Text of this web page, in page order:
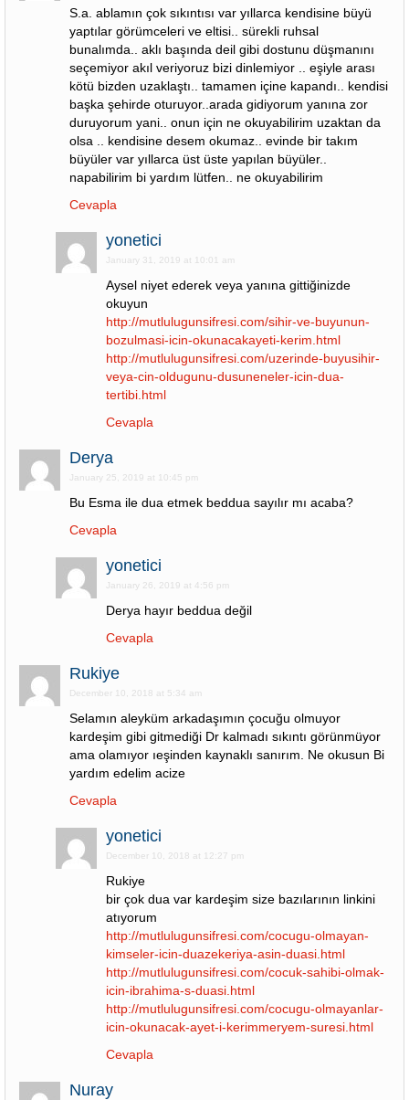
S.a. ablamın çok sıkıntısı var yıllarca kendisine büyü
yaptılar görümceleri ve eltisi.. sürekli ruhsal
bunalımda.. aklı başında deil gibi dostunu düşmanını
seçemiyor akıl veriyoruz bizi dinlemiyor .. eşiyle arası
kötü bizden uzaklaştı.. tamamen içine kapandı.. kendisi
başka şehirde oturuyor..arada gidiyorum yanına zor
duruyorum yani.. onun için ne okuyabilirim uzaktan da
olsa .. kendisine desem okumaz.. evinde bir takım
büyüler var yıllarca üst üste yapılan büyüler..
napabilirim bi yardım lütfen.. ne okuyabilirim
Cevapla
yonetici
January 31, 2019 at 10:01 am
Aysel niyet ederek veya yanına gittiğinizde
okuyun
http://mutlulugunsifresi.com/sihir-ve-buyunun-
bozulmasi-icin-okunacakayeti-kerim.html
http://mutlulugunsifresi.com/uzerinde-buyusihir-
veya-cin-oldugunu-dusuneneler-icin-dua-
tertibi.html
Cevapla
Derya
January 25, 2019 at 10:45 pm
Bu Esma ile dua etmek beddua sayılır mı acaba?
Cevapla
yonetici
January 26, 2019 at 4:56 pm
Derya hayır beddua değil
Cevapla
Rukiye
December 10, 2018 at 5:34 am
Selamın aleyküm arkadaşımın çocuğu olmuyor
kardeşim gibi gitmediği Dr kalmadı sıkıntı görünmüyor
ama olamıyor ıeşinden kaynaklı sanırım. Ne okusun Bi
yardım edelim acize
Cevapla
yonetici
December 10, 2018 at 12:27 pm
Rukiye
bir çok dua var kardeşim size bazılarının linkini
atıyorum
http://mutlulugunsifresi.com/cocugu-olmayan-
kimseler-icin-duazekeriya-asin-duasi.html
http://mutlulugunsifresi.com/cocuk-sahibi-olmak-
icin-ibrahima-s-duasi.html
http://mutlulugunsifresi.com/cocugu-olmayanlar-
icin-okunacak-ayet-i-kerimmeryem-suresi.html
Cevapla
Nuray